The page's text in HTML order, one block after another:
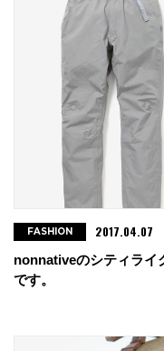
nonnativeのシティライ
です。
FASHION 2017.04.07